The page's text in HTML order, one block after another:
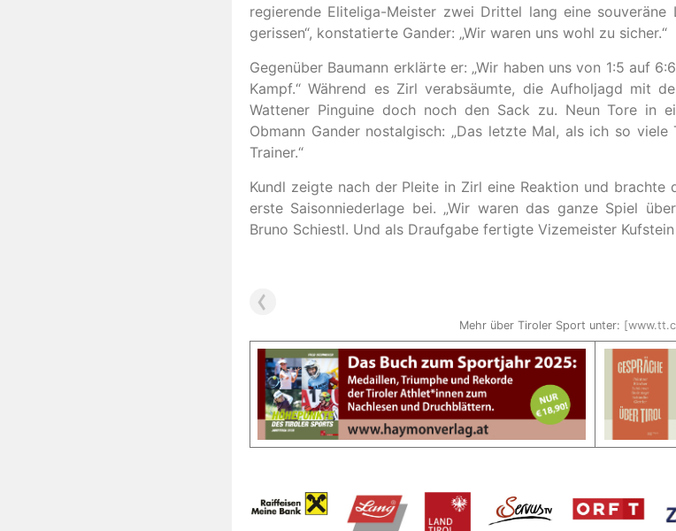
regierende Eliteliga-Meister zwei Drittel lang eine souveräne
gerissen“, konstatierte Gander: „Wir waren uns wohl zu sicher.“
Gegenüber Baumann erklärte er: „Wir haben uns von 1:5 auf
Kampf.“ Während es Zirl verabsäumte, die Aufholjagd mit
Wattener Pinguine doch noch den Sack zu. Neun Tore in
Obmann Gander nostalgisch: „Das letzte Mal, als ich so
Trainer.“
Kundl zeigte nach der Pleite in Zirl eine Reaktion und brachte
erste Saisonniederlage bei. „Wir waren das ganze Spiel
Bruno Schiestl. Und als Draufgabe fertigte Vizemeister
Mehr über Tiroler Sport unter: